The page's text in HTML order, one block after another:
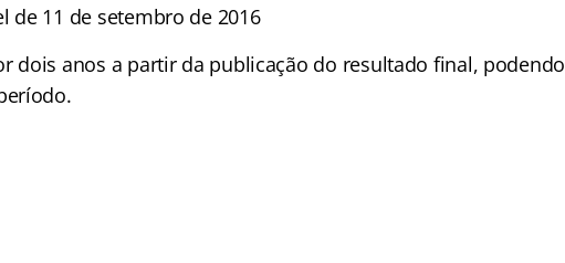
de 11 de setembro de 2016
dois anos a partir da publicação do resultado final, podendo